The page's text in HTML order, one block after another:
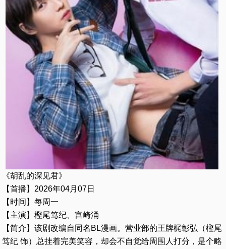
《胡乱的深见君》
【首播】2026年04月07日
【时间】每周一
【主演】樫尾笃纪、宫崎涌
【简介】该剧改编自同名BL漫画。营业部的王牌梶彰弘（樫尾
笃纪 饰）总挂着完美笑容，却会不自觉给周围人打分，是个略